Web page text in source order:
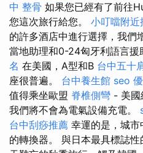
中 整骨 如果您已經有了前往
您這次旅行給您。 小叮噹附近
的許多酒店中進行選擇，我們
當地助理和0-24匈牙利語言援
名 在美國，A型和B 台中五十
座很普遍。 台中養生館 seo
值得乘坐歐盟 脊椎側彎 - 美國
我們將不會為電氣設備充電。
台中刮痧推薦 幸運的是，城
的轉換器。 與日本最具標誌